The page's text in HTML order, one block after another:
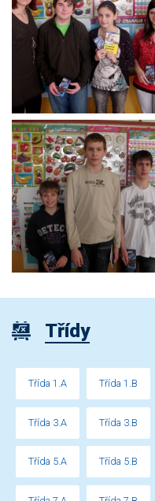
Třídy
Třída 1.A Třída 1.B
Třída 3.A Třída 3.B
Třída 5.A Třída 5.B